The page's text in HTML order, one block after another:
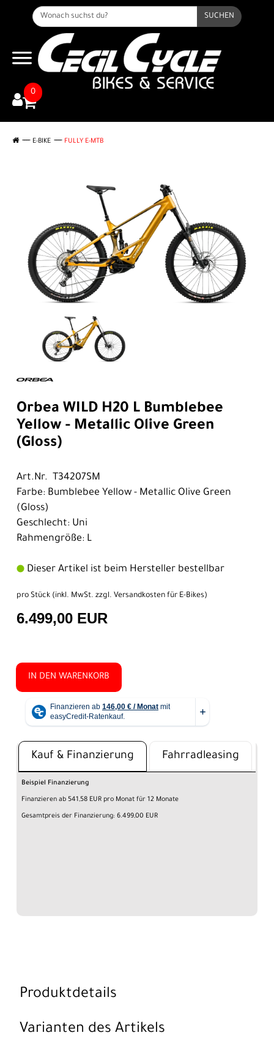
SUCHEN
0
E-BIKE FULLY E-MTB
Orbea WILD H20 L Bumblebee
Yellow - Metallic Olive Green
(Gloss)
Art.Nr. T34207SM
Farbe: Bumblebee Yellow - Metallic Olive Green
(Gloss)
Geschlecht: Uni
Rahmengröße: L
Dieser Artikel ist beim Hersteller bestellbar
pro Stück (inkl. MwSt. zzgl. Versandkosten für E-Bikes)
6.499,00 EUR
IN DEN WARENKORB
Kauf & Finanzierung Fahrradleasing
Beispiel Finanzierung
Finanzieren ab 541,58 EUR pro Monat für 12 Monate
Gesamtpreis der Finanzierung: 6.499,00 EUR
Produktdetails
Varianten des Artikels